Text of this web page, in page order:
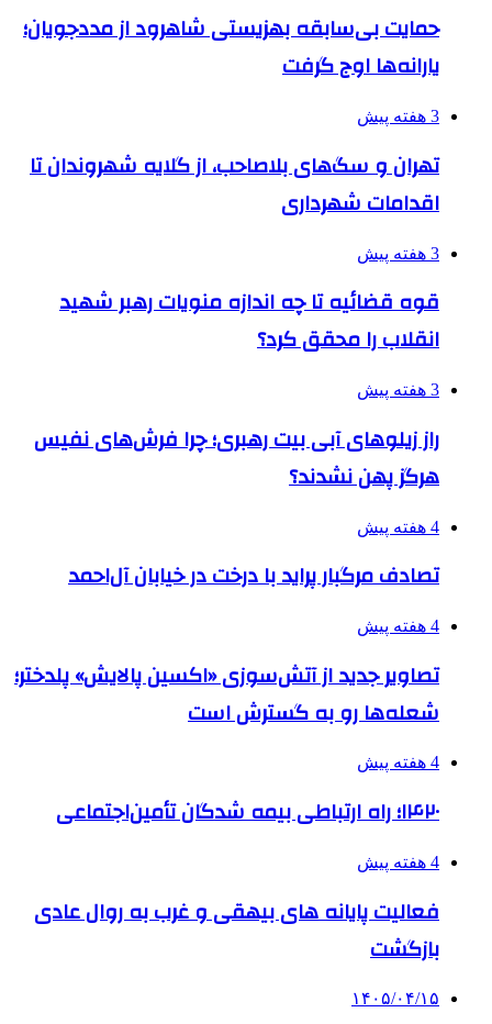
حمایت بی‌سابقه بهزیستی شاهرود از مددجویان؛
یارانه‌ها اوج گرفت
3 هفته پیش
تهران و سگ‌های بلاصاحب، از گلایه شهروندان تا
اقدامات شهرداری
3 هفته پیش
قوه قضائیه تا چه اندازه منویات رهبر شهید
انقلاب را محقق کرد؟
3 هفته پیش
راز زیلوهای آبی بیت رهبری؛ چرا فرش‌های نفیس
هرگز پهن نشدند؟
4 هفته پیش
تصادف مرگبار پراید با درخت در خیابان آل‌احمد
4 هفته پیش
تصاویر جدید از آتش‌سوزی «اکسین پالایش» پلدختر؛
شعله‌ها رو به گسترش است
4 هفته پیش
۱۴۲۰؛ راه ارتباطی بیمه شدگان تأمین‌اجتماعی
4 هفته پیش
فعالیت پایانه های بیهقی و غرب به روال عادی
بازگشت
۱۴۰۵/۰۴/۱۵